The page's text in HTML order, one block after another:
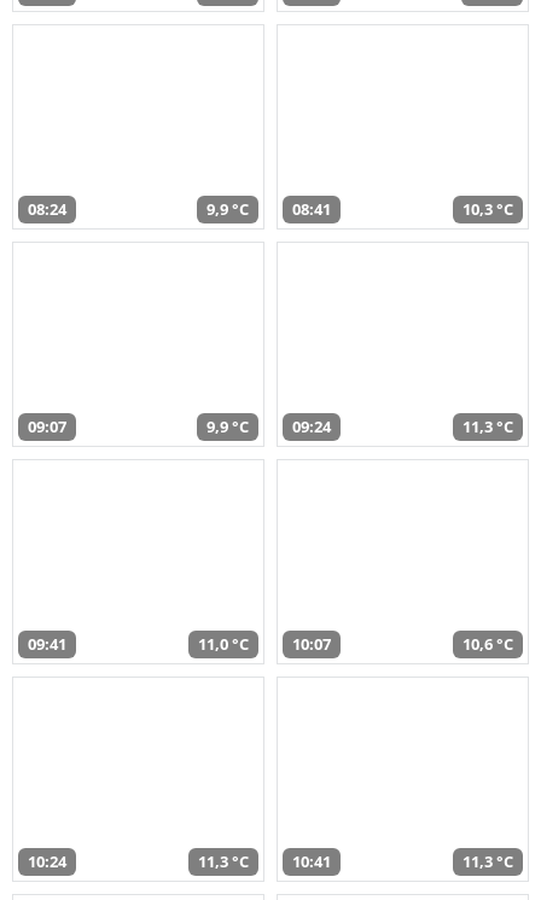
08:24 9,9 °C 08:41 10,3 °C
09:07 9,9 °C 09:24 11,3 °C
09:41 11,0 °C 10:07 10,6 °C
10:24 11,3 °C 10:41 11,3 °C